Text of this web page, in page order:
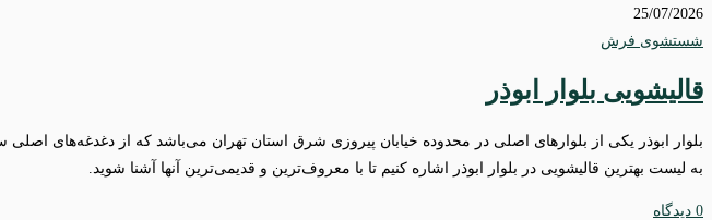
25/07/2026
شستشوی فرش
قالیشویی بلوار ابوذر
به لیست بهترین قالیشویی در بلوار ابوذر اشاره کنیم تا با معروف‌ترین و قدیمی‌ترین آنها آشنا شوید.
0 دیدگاه